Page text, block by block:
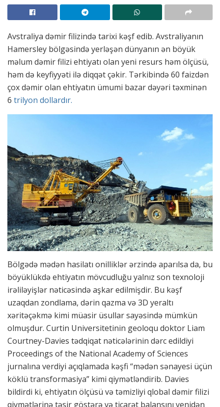
Avstraliya dəmir filizində tarixi kəşf edib. Avstraliyanın
Hamersley bölgəsində yerləşən dünyanın ən böyük
məlum dəmir filizi ehtiyatı olan yeni resurs həm ölçüsü,
həm də keyfiyyəti ilə diqqət çəkir. Tərkibində 60 faizdən
çox dəmir olan ehtiyatın ümumi bazar dəyəri təxminən
6 trilyon dollardır.
Bölgədə mədən hasilatı onilliklər ərzində aparılsa da, bu
böyüklükdə ehtiyatın mövcudluğu yalnız son texnoloji
irəliləyişlər nəticəsində aşkar edilmişdir. Bu kəşf
uzaqdan zondlama, dərin qazma və 3D yeraltı
xəritəçəkmə kimi müasir üsullar sayəsində mümkün
olmuşdur. Curtin Universitetinin geoloqu doktor Liam
Courtney-Davies tədqiqat nəticələrinin dərc edildiyi
Proceedings of the National Academy of Sciences
jurnalına verdiyi açıqlamada kəşfi “mədən sənayesi üçün
köklü transformasiya” kimi qiymətləndirib. Davies
bildirdi ki, ehtiyatın ölçüsü və təmizliyi qlobal dəmir filizi
qiymətlərinə təsir göstərə və ticarət balansını yenidən